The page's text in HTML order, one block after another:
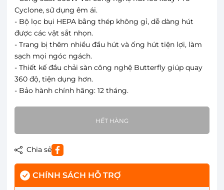
Cyclone, sử dụng êm ái.
- Bộ lọc bụi HEPA bằng thép không gỉ, dễ dàng hút
được các vật sắt nhọn.
- Trang bị thêm nhiều đầu hút và ống hút tiện lợi, làm
sạch mọi ngóc ngách.
- Thiết kế đầu chải sàn công nghệ Butterfly giúp quay
360 độ, tiện dụng hơn.
- Bảo hành chính hãng: 12 tháng.
HẾT HÀNG
Chia sẻ
CHÍNH SÁCH HỖ TRỢ